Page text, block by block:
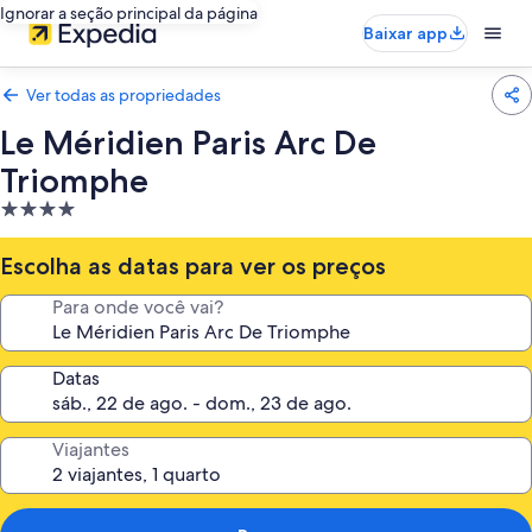
Ignorar a seção principal da página
Baixar app
Ver todas as propriedades
Le Méridien Paris Arc De
Triomphe
Propriedade
4.0
estrelas
Escolha as datas para ver os preços
Para onde você vai?
Datas
Viajantes